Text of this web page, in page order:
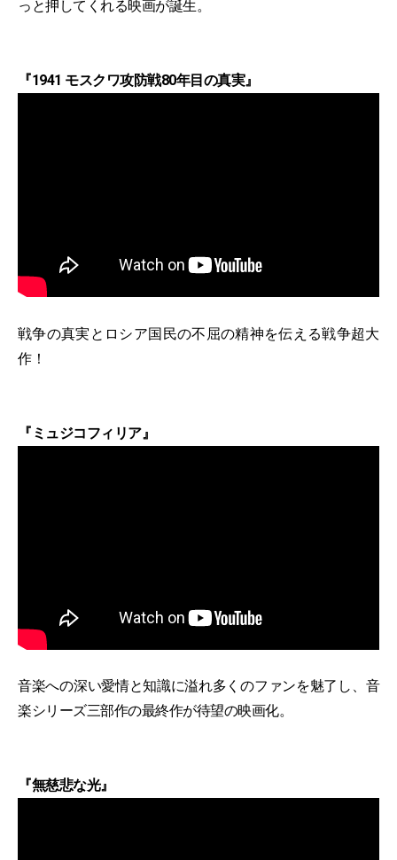
っと押してくれる映画が誕生。
『1941 モスクワ攻防戦80年目の真実』
戦争の真実とロシア国民の不屈の精神を伝える戦争超大
作！
『ミュジコフィリア』
音楽への深い愛情と知識に溢れ多くのファンを魅了し、音
楽シリーズ三部作の最終作が待望の映画化。
『無慈悲な光』